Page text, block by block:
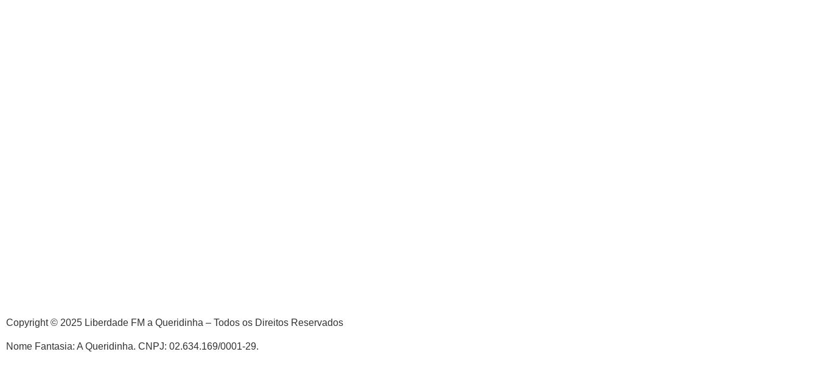
Copyright © 2025 Liberdade FM a Queridinha – Todos os Direitos Reservados
Nome Fantasia: A Queridinha. CNPJ: 02.634.169/0001-29.